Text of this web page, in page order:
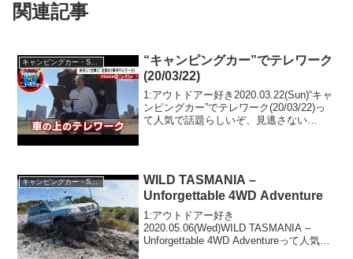
関連記事
“キャンピングカー”でテレワーク
(20/03/22)
1:アウトドアー好き2020.03.22(Sun)“キャ
ンピングカー”でテレワーク(20/03/22)っ
て人気で話題らしいぞ、見逃さない
キャンピングカー・SUV人気車種
WILD TASMANIA –
Unforgettable 4WD Adventure
1:アウトドアー好き
2020.05.06(Wed)WILD TASMANIA –
Unforgettable 4WD Adventureって人気で